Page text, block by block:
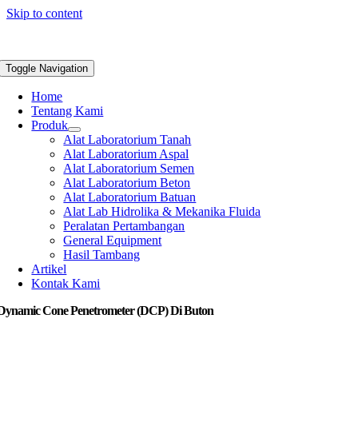
Skip to content
Toggle Navigation
Home
Tentang Kami
Produk
Alat Laboratorium Tanah
Alat Laboratorium Aspal
Alat Laboratorium Semen
Alat Laboratorium Beton
Alat Laboratorium Batuan
Alat Lab Hidrolika & Mekanika Fluida
Peralatan Pertambangan
General Equipment
Hasil Tambang
Artikel
Kontak Kami
Cone Penetrometer (DCP) Di Buton